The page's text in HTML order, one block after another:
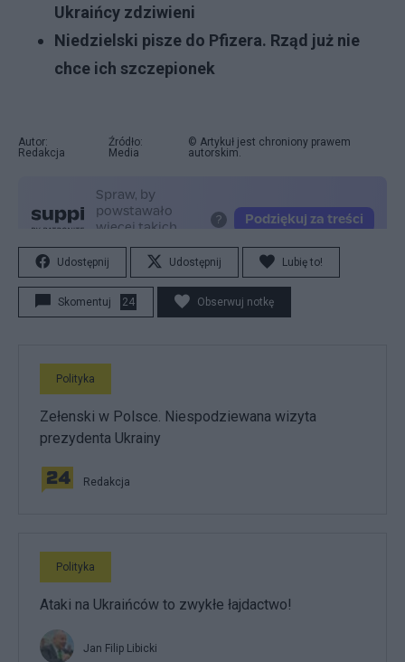
Ukraińcy zdziwieni
Niedzielski pisze do Pfizera. Rząd już nie
chce ich szczepionek
Autor:
Redakcja
Źródło:
Media
© Artykuł jest chroniony prawem
autorskim.
Udostępnij Udostępnij Lubię to!
Skomentuj 24 Obserwuj notkę
Polityka
Zełenski w Polsce. Niespodziewana wizyta
prezydenta Ukrainy
Redakcja
Polityka
Ataki na Ukraińców to zwykłe łajdactwo!
Jan Filip Libicki